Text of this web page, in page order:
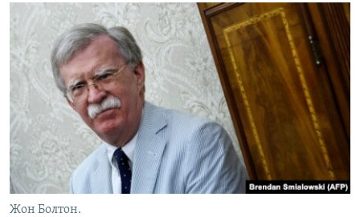
Жон Болтон.